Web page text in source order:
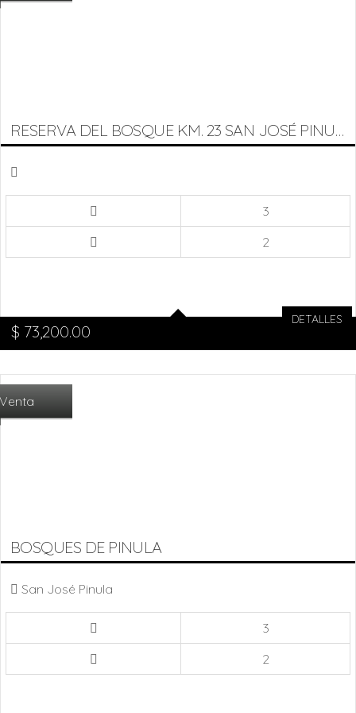
RESERVA DEL BOSQUE KM. 23 SAN JOSÉ PINULA
$ 73,200.00
3
2
DETALLES
Venta
BOSQUES DE PINULA
San José Pinula
3
2